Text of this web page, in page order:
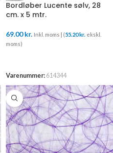
Bordløber Lucente sølv, 28
cm. x 5 mtr.
69.00kr. Inkl. moms | (55.20 kr. ekskl.
moms)
Varenummer: 614344